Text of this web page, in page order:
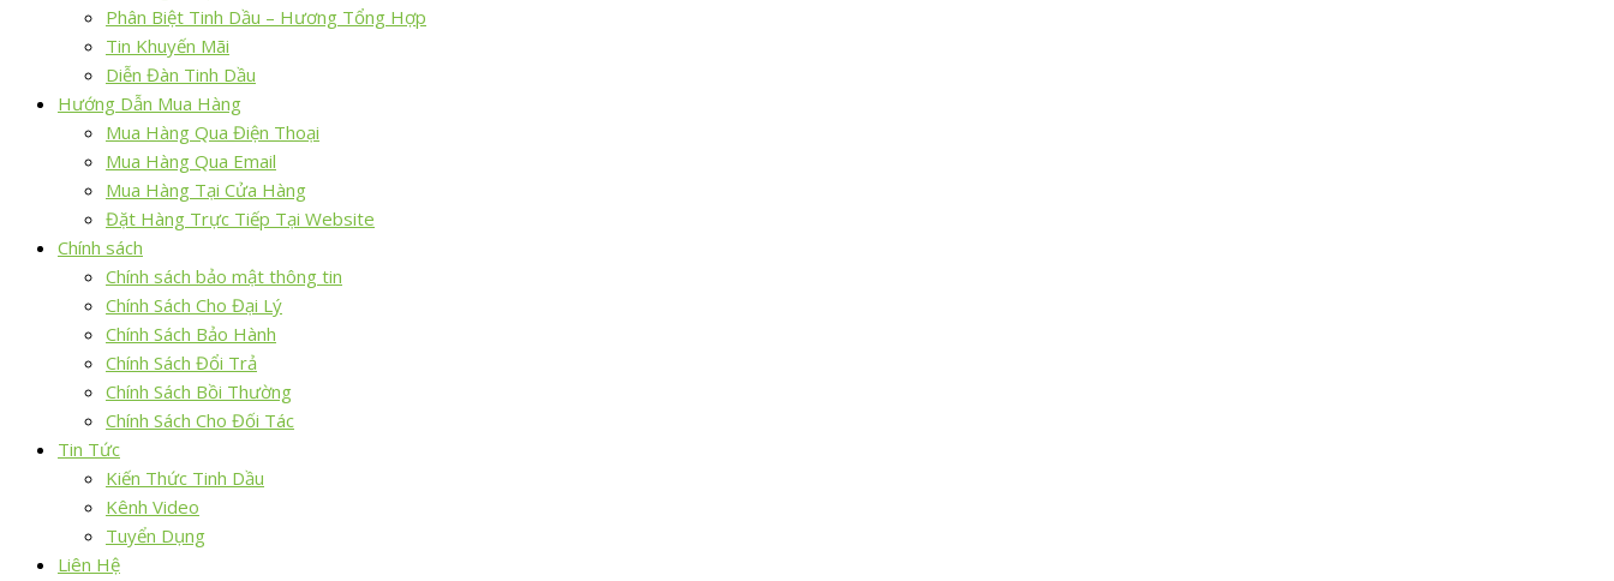
Phân Biệt Tinh Dầu – Hương Tổng Hợp
Tin Khuyến Mãi
Diễn Đàn Tinh Dầu
Hướng Dẫn Mua Hàng
Mua Hàng Qua Điện Thoại
Mua Hàng Qua Email
Mua Hàng Tại Cửa Hàng
Đặt Hàng Trực Tiếp Tại Website
Chính sách
Chính sách bảo mật thông tin
Chính Sách Cho Đại Lý
Chính Sách Bảo Hành
Chính Sách Đổi Trả
Chính Sách Bồi Thường
Chính Sách Cho Đối Tác
Tin Tức
Kiến Thức Tinh Dầu
Kênh Video
Tuyển Dụng
Liên Hệ